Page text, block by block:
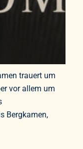
trauert um
vor allem um
Bergkamen,